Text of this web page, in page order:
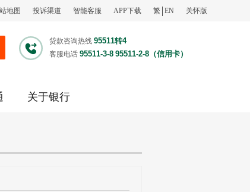
地图 投诉渠道 智能客服 APP下载 繁 EN 关怀版
贷款咨询热线 95511转4
客服电话 95511-3-8 95511-2-8（信用卡）
关于银行